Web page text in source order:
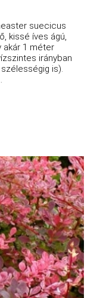
suecicus
kissé íves ágú,
akár 1 méter
irányban
is).